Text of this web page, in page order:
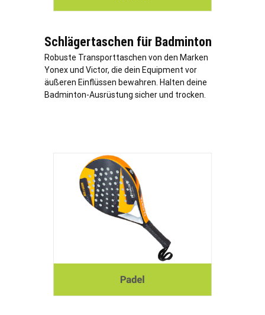
Schlägertaschen für Badminton
Robuste Transporttaschen von den Marken
Yonex und Victor, die dein Equipment vor
äußeren Einflüssen bewahren. Halten deine
Badminton-Ausrüstung sicher und trocken.